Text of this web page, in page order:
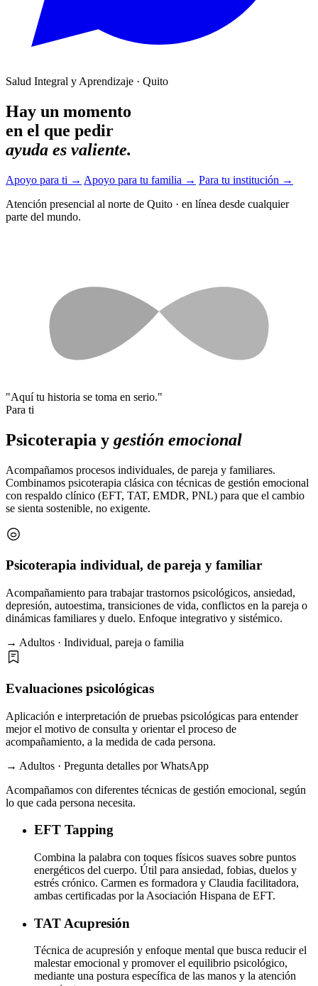
Salud Integral y Aprendizaje · Quito
Hay un momento
en el que pedir
ayuda es valiente.
Apoyo para ti → Apoyo para tu familia → Para tu institución →
Atención presencial al norte de Quito · en línea desde cualquier
parte del mundo.
"Aquí tu historia se toma en serio."
Para ti
Psicoterapia y gestión emocional
Acompañamos procesos individuales, de pareja y familiares.
Combinamos psicoterapia clásica con técnicas de gestión emocional
con respaldo clínico (EFT, TAT, EMDR, PNL) para que el cambio
se sienta sostenible, no exigente.
Psicoterapia individual, de pareja y familiar
Acompañamiento para trabajar trastornos psicológicos, ansiedad,
depresión, autoestima, transiciones de vida, conflictos en la pareja o
dinámicas familiares y duelo. Enfoque integrativo y sistémico.
→ Adultos · Individual, pareja o familia
Evaluaciones psicológicas
Aplicación e interpretación de pruebas psicológicas para entender
mejor el motivo de consulta y orientar el proceso de
acompañamiento, a la medida de cada persona.
→ Adultos · Pregunta detalles por WhatsApp
Acompañamos con diferentes técnicas de gestión emocional, según
lo que cada persona necesita.
EFT Tapping
Combina la palabra con toques físicos suaves sobre puntos
energéticos del cuerpo. Útil para ansiedad, fobias, duelos y
estrés crónico. Carmen es formadora y Claudia facilitadora,
ambas certificadas por la Asociación Hispana de EFT.
TAT Acupresión
Técnica de acupresión y enfoque mental que busca reducir el
malestar emocional y promover el equilibrio psicológico,
mediante una postura específica de las manos y la atención